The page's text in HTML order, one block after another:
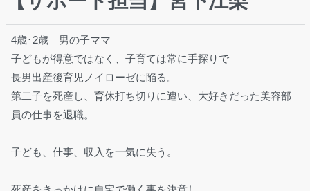
4歳･2歳 男の子ママ
子どもが得意ではなく、子育ては常に手探りで
長男出産後育児ノイローゼに陥る。
第二子を死産し、育休打ち切りに遭い、大好きだった美容部
員の仕事を退職。
子ども、仕事、収入を一気に失う。